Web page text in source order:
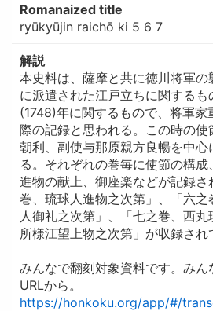
Romanaized title
ryūkyūjin raichō ki 5 6 7
解説
本史料は、薩摩と共に徳川将軍の
に派遣された江戸立ちに関するも
(1748)年に関するもので、将軍家
際の記録と思われる。この時の使
朝利、副使与那原親方良暢を中
る。それぞれの巻毎に使節の構成
進物の献上、御座楽などが記録さ
巻、琉球人進物之次第」、「六
人御礼之次第」、「七之巻、西
所様江望上物之次第」が収録され
みんなで翻刻対象資料です。み
URLから。
https://honkoku.org/app/#/